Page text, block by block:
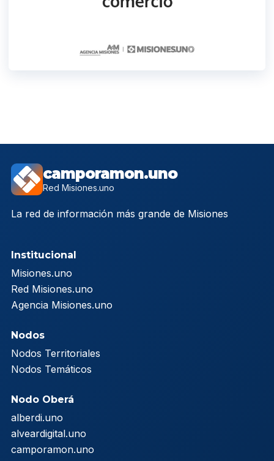
camporamon.uno
Red Misiones.uno
La red de información más grande de Misiones
Institucional
Misiones.uno
Red Misiones.uno
Agencia Misiones.uno
Nodos
Nodos Territoriales
Nodos Temáticos
Nodo Oberá
alberdi.uno
alveardigital.uno
camporamon.uno